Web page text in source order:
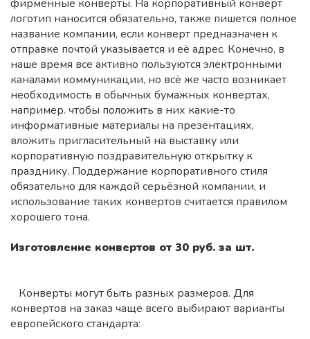
фирменные конверты. На корпоративный конверт
логотип наносится обязательно, также пишется полное
название компании, если конверт предназначен к
отправке почтой указывается и её адрес. Конечно, в
наше время все активно пользуются электронными
каналами коммуникации, но всё же часто возникает
необходимость в обычных бумажных конвертах,
например. чтобы положить в них какие-то
информативные материалы на презентациях,
вложить пригласительный на выставку или
корпоративную поздравительную открытку к
празднику. Поддержание корпоративного стиля
обязательно для каждой серьёзной компании, и
использование таких конвертов считается правилом
хорошего тона.
Изготовление конвертов от 30 руб. за шт.
Конверты могут быть разных размеров. Для
конвертов на заказ чаще всего выбирают варианты
европейского стандарта: